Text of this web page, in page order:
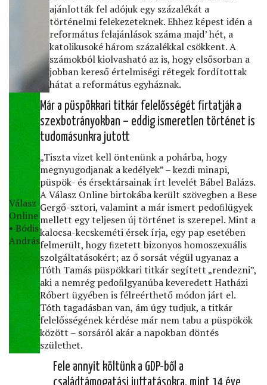
ajánlották fel adójuk egy százalékát a
történelmi felekezeteknek. Ehhez képest idén a
református felajánlások száma majd’ hét, a
katolikusoké három százalékkal csökkent. A
számokból kiolvasható az is, hogy elsősorban a
jobban kereső értelmiségi rétegek fordítottak
hátat a református egyháznak.
Válasz
Online
• Bódis
András
Már a püspökkari titkár felelősségét ﬁrtatják a
szexbotrányokban – eddig ismeretlen történet is
tudomásunkra jutott
„Tiszta vizet kell öntenünk a pohárba, hogy
megnyugodjanak a kedélyek” – kezdi minapi,
püspök- és érsektársainak írt levelét Bábel Balázs.
A Válasz Online birtokába került szövegben a Bese
Gergő-sztori, valamint a már ismert pedoﬁlügyek
mellett egy teljesen új történet is szerepel. Mint a
kalocsa-kecskeméti érsek írja, egy pap esetében
felmerült, hogy ﬁzetett bizonyos homoszexuális
szolgáltatásokért; az ő sorsát végül ugyanaz a
Tóth Tamás püspökkari titkár segített „rendezni”,
aki a nemrég pedoﬁlgyanúba keveredett Hatházi
Róbert ügyében is félreérthető módon járt el.
Tóth tagadásban van, ám úgy tudjuk, a titkár
felelősségének kérdése már nem tabu a püspökök
között – sorsáról akár a napokban döntés
születhet.
Fele annyit költünk a GDP-ből a
családtámogatási juttatásokra, mint 14 éve